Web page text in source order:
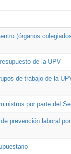
(órganos
de la UPV
de trabajo de la
por parte del
prevención laboral